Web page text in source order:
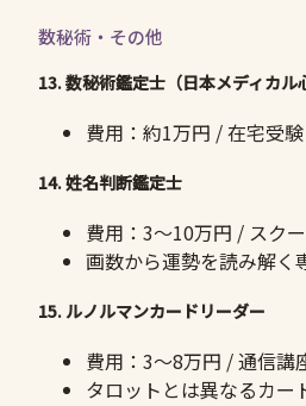
数秘術・その他
13. 数秘術鑑定士（日本メディカル
費用：約1万円 / 在宅受験
14. 姓名判断鑑定士
費用：3〜10万円 / スク
画数から運勢を読み解く
15. ルノルマンカードリーダー
費用：3〜8万円 / 通信講
タロットとは異なるカー